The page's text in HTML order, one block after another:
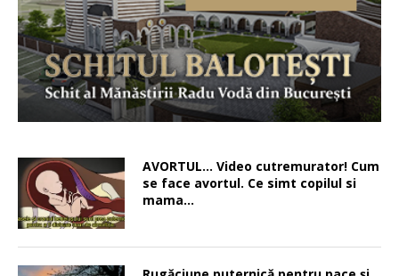
AVORTUL… Video cutremurator! Cum
se face avortul. Ce simt copilul si
mama…